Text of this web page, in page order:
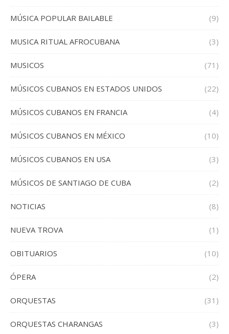
MÚSICA POPULAR BAILABLE (9)
MUSICA RITUAL AFROCUBANA (3)
MUSICOS (71)
MÚSICOS CUBANOS EN ESTADOS UNIDOS (22)
MÚSICOS CUBANOS EN FRANCIA (4)
MÚSICOS CUBANOS EN MÉXICO (10)
MÚSICOS CUBANOS EN USA (3)
MÚSICOS DE SANTIAGO DE CUBA (2)
NOTICIAS (8)
NUEVA TROVA (1)
OBITUARIOS (10)
ÓPERA (2)
ORQUESTAS (31)
ORQUESTAS CHARANGAS (3)